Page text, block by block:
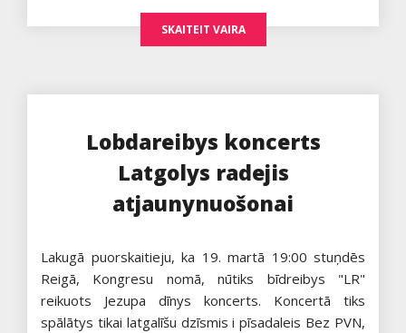
SKAITEIT VAIRA
Lobdareibys koncerts
Latgolys radejis
atjaunynuošonai
Lakugā puorskaitieju, ka 19. martā 19:00 stuņdēs
Reigā, Kongresu nomā, nūtiks bīdreibys "LR"
reikuots Jezupa dīnys koncerts. Koncertā tiks
spālātys tikai latgalīšu dzīsmis i pīsadaleis Bez PVN,